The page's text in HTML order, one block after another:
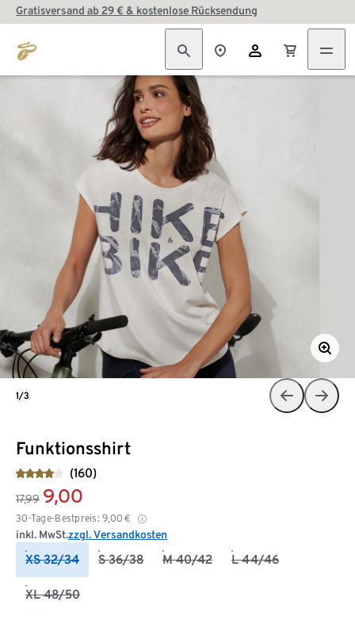
Gratisversand ab 29 € & kostenlose Rücksendung
Funktionsshirt
(160)
17,99 9,00
30-Tage-Bestpreis: 9,00 €
inkl. MwSt.zzgl. Versandkosten
XS 32/34 S 36/38 M 40/42 L 44/46
XL 48/50
1/3